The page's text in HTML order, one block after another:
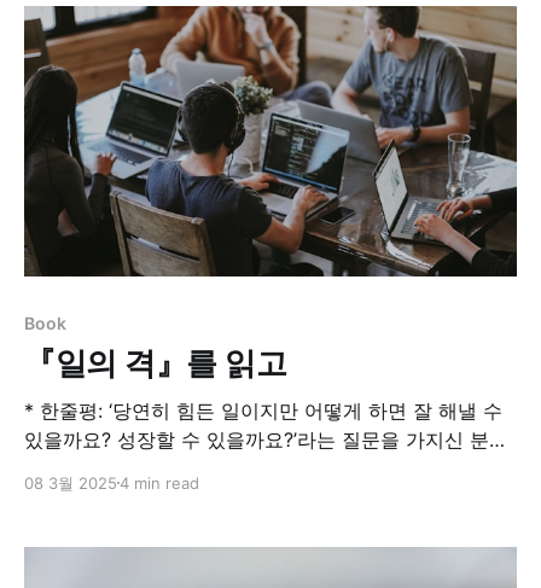
필요한 계…길벗산드로 만쿠소, Snadro Mancuso 이 책
은 2022년 4월에 선배한테 추천받아서 읽었던 책이다.
Book
『일의 격』를 읽고
* 한줄평: ‘당연히 힘든 일이지만 어떻게 하면 잘 해낼 수
있을까요? 성장할 수 있을까요?’라는 질문을 가지신 분들
일의 격페이스북에서 일과 삶에 대한 경험과 통찰로 수많
력을 실천하는 KT 신수정 부사장의 글을 엮은 책이다. 오
08 3월 20254 min read